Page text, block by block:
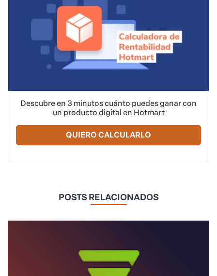
Descubre en 3 minutos cuánto puedes ganar con
un producto digital en Hotmart
QUIERO CALCULARLO
POSTS RELACIONADOS